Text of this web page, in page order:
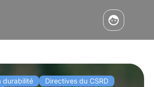
durabilité
Directives du CSRD